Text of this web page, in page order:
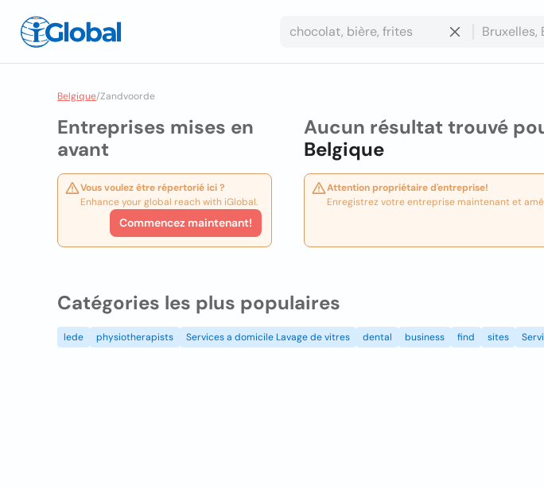
Belgique/Zandvoorde
Entreprises mises en
avant
Vous voulez être répertorié ici ?
Enhance your global reach with iGlobal.
Commencez maintenant!
Aucun résultat trouvé
Belgique
Attention propriétaire d'entreprise!
Enregistrez votre entreprise maintenant et
Catégories les plus populaires
lede physiotherapists Services a domicile Lavage de vitres dental business find sites